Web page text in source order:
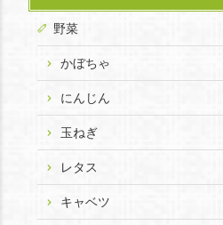
野菜
かぼちゃ
にんじん
玉ねぎ
レタス
キャベツ